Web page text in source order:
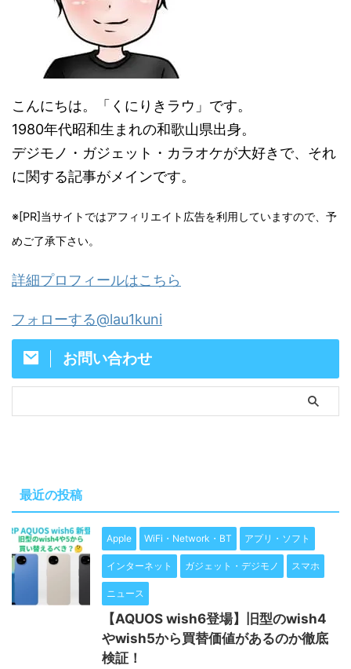
こんにちは。「くにりきラウ」です。
1980年代昭和生まれの和歌山県出身。
デジモノ・ガジェット・カラオケが大好きで、それ
に関する記事がメインです。
※[PR]当サイトではアフィリエイト広告を利用していますので、予
めご了承下さい。
詳細プロフィールはこちら
フォローする@lau1kuni
お問い合わせ
最近の投稿
Apple WiFi・Network・BT アプリ・ソフト
インターネット ガジェット・デジモノ スマホ
ニュース
【AQUOS wish6登場】旧型のwish4
やwish5から買替価値があるのか徹底
検証！